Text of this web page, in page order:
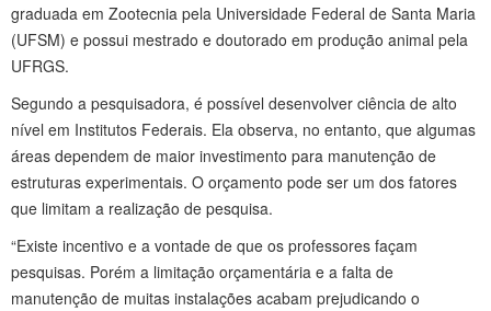
graduada em Zootecnia pela Universidade Federal de Santa Maria
(UFSM) e possui mestrado e doutorado em produção animal pela
UFRGS.
Segundo a pesquisadora, é possível desenvolver ciência de alto
nível em Institutos Federais. Ela observa, no entanto, que algumas
áreas dependem de maior investimento para manutenção de
estruturas experimentais. O orçamento pode ser um dos fatores
que limitam a realização de pesquisa.
“Existe incentivo e a vontade de que os professores façam
pesquisas. Porém a limitação orçamentária e a falta de
manutenção de muitas instalações acabam prejudicando o